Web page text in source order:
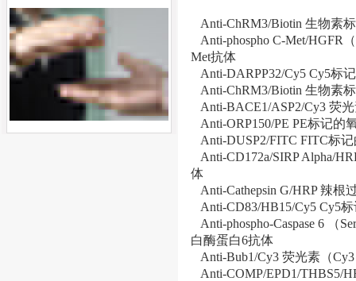
Anti-ChRM3/Biotin 生物素
Anti-phospho C-Met/HGFR
Met抗体
Anti-DARPP32/Cy5 Cy5标
Anti-ChRM3/Biotin 生物素
Anti-BACE1/ASP2/Cy3 荧
Anti-ORP150/PE PE标记
Anti-DUSP2/FITC FITC标
Anti-CD172a/SIRP Alpha/
体
Anti-Cathepsin G/HRP 辣
Anti-CD83/HB15/Cy5 Cy5
Anti-phospho-Caspase 6 （
白酶蛋白6抗体
Anti-Bub1/Cy3 荧光素（
Anti-COMP/EPD1/THBS5/